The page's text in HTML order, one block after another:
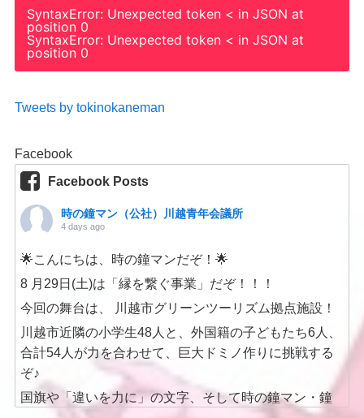
SyntaxError: Unexpected token < in JSON at
position 0
SyntaxError: Unexpected token < in JSON at
position 0
Tweets by tokinokaneman
Facebook
Facebook Posts
時の鐘マン（公社）川越青年会議所
4 days ago
🌟こんにちは、時の鐘マンだぞ！🌟
8 月29日(土)は「縁を繋ぐ事業」だぞ！！！
今回の舞台は、 川越市グリーンツーリズム拠点施設！
川越市近隣の小学生48人と、外国籍の子どもたち6人、
合計54人が力を合わせて、巨大ドミノ作りに挑戦する
ぞ♪
国旗や「違いを力に」の文字、そして時の鐘マン・鐘